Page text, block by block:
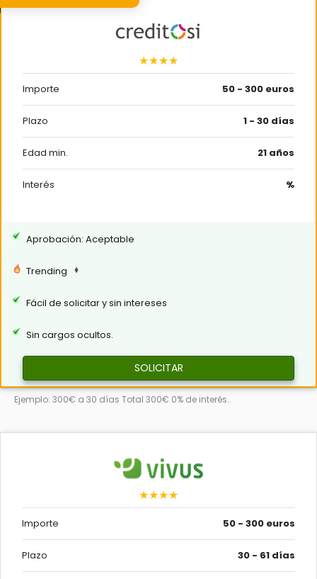
★★★★
Importe 50 - 300 euros
Plazo 1 - 30 días
Edad min. 21 años
Interés %
Aprobación: Aceptable
Trending
Fácil de solicitar y sin intereses
Sin cargos ocultos.
SOLICITAR
Ejemplo: 300€ a 30 días Total 300€ 0% de interés..
★★★★
Importe 50 - 300 euros
Plazo 30 - 61 días